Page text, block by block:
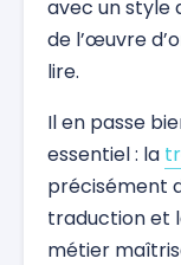
avec un style
de l’œuvre
lire.
Il en passe
essentiel : la
précisément
traduction et
métier